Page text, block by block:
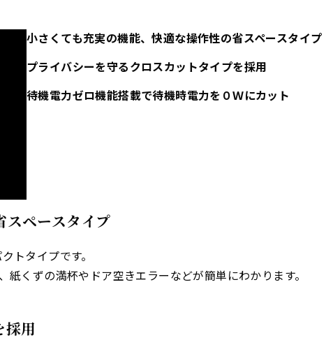
小さくても充実の機能、快適な操作性の省スペースタイプ
プライバシーを守るクロスカットタイプを採用
待機電力ゼロ機能搭載で待機時電力を０Ｗにカット
スペースタイプ
タイプです。
くずの満杯やドア空きエラーなどが簡単にわかります。
採用